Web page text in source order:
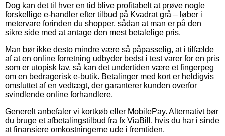
Dog kan det til hver en tid blive profitabelt at prøve nogle
forskellige e-handler efter tilbud på Kvadrat grå – løber i
metervare forinden du shopper, sådan at man er på den
sikre side med at antage den mest betalelige pris.
Man bør ikke desto mindre være så påpasselig, at i tilfælde
af at en online forretning udbyder bedst i test varer for en pris
som er utopisk lav, så kan det undertiden være et fingerpeg
om en bedragerisk e-butik. Betalinger med kort er heldigvis
omsluttet af en vedtægt, der garanterer kunden overfor
svindlende online forhandlere.
Generelt anbefaler vi kortkøb eller MobilePay. Alternativt bør
du bruge et afbetalingstilbud fra fx ViaBill, hvis du har i sinde
at finansiere omkostningerne ude i fremtiden.